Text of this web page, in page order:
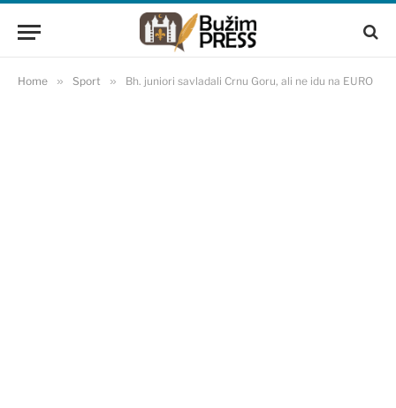
Home » Sport » Bh. juniori savladali Crnu Goru, ali ne idu na EURO